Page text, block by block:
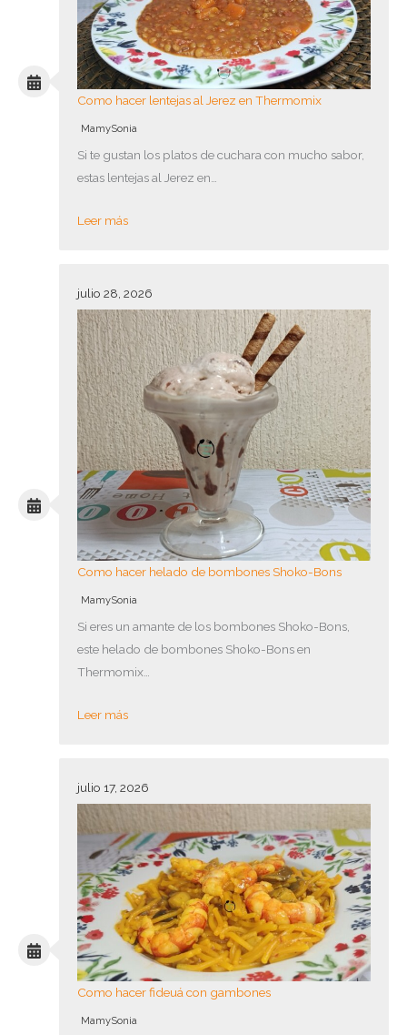
Como hacer lentejas al Jerez en Thermomix
MamySonia
Si te gustan los platos de cuchara con mucho sabor,
estas lentejas al Jerez en…
Leer más
julio 28, 2026
Como hacer helado de bombones Shoko-Bons
MamySonia
Si eres un amante de los bombones Shoko-Bons,
este helado de bombones Shoko-Bons en
Thermomix…
Leer más
julio 17, 2026
Como hacer fideuá con gambones
MamySonia